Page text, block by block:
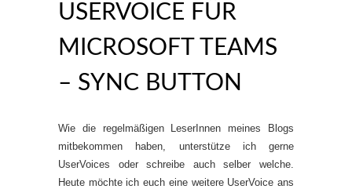
USERVOICE FÜR
MICROSOFT TEAMS
– SYNC BUTTON
Wie die regelmäßigen LeserInnen meines Blogs
mitbekommen haben, unterstütze ich gerne
UserVoices oder schreibe auch selber welche.
Heute möchte ich euch eine weitere UserVoice ans